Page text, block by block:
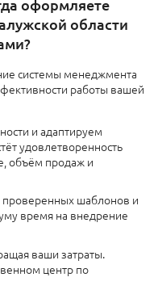
оформляете
области
системы менеджмента
работы вашей
и адаптируем
удовлетворенность
объём продаж и
проверенных шаблонов и
время на внедрение
ваши затраты.
центр по